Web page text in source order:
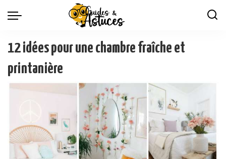
12 idées pour une chambre fraîche et
printanière